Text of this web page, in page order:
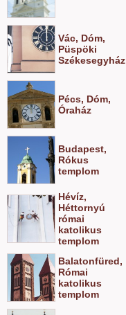
Vác, Dóm,
Püspöki
Székesegyház
Pécs, Dóm,
Óraház
Budapest,
Rókus
templom
Hévíz,
Héttornyú
római
katolikus
templom
Balatonfüred,
Római
katolikus
templom